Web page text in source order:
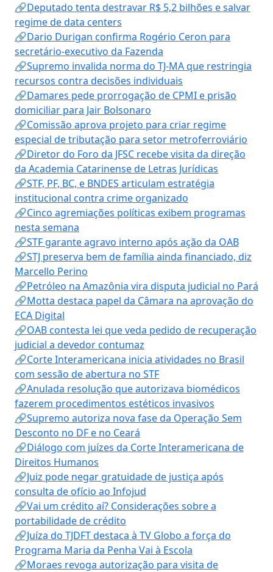
🔗Deputado tenta destravar R$ 5,2 bilhões e salvar
regime de data centers
🔗Dario Durigan confirma Rogério Ceron para
secretário-executivo da Fazenda
🔗Supremo invalida norma do TJ-MA que restringia
recursos contra decisões individuais
🔗Damares pede prorrogação de CPMI e prisão
domiciliar para Jair Bolsonaro
🔗Comissão aprova projeto para criar regime
especial de tributação para setor metroferroviário
🔗Diretor do Foro da JFSC recebe visita da direção
da Academia Catarinense de Letras Jurídicas
🔗STF, PF, BC, e BNDES articulam estratégia
institucional contra crime organizado
🔗Cinco agremiações políticas exibem programas
nesta semana
🔗STF garante agravo interno após ação da OAB
🔗STJ preserva bem de família ainda financiado, diz
Marcello Perino
🔗Petróleo na Amazônia vira disputa judicial no Pará
🔗Motta destaca papel da Câmara na aprovação do
ECA Digital
🔗OAB contesta lei que veda pedido de recuperação
judicial a devedor contumaz
🔗Corte Interamericana inicia atividades no Brasil
com sessão de abertura no STF
🔗Anulada resolução que autorizava biomédicos
fazerem procedimentos estéticos invasivos
🔗Supremo autoriza nova fase da Operação Sem
Desconto no DF e no Ceará
🔗Diálogo com juízes da Corte Interamericana de
Direitos Humanos
🔗Juiz pode negar gratuidade de justiça após
consulta de ofício ao Infojud
🔗Vai um crédito aí? Considerações sobre a
portabilidade de crédito
🔗Juíza do TJDFT destaca à TV Globo a força do
Programa Maria da Penha Vai à Escola
🔗Moraes revoga autorização para visita de